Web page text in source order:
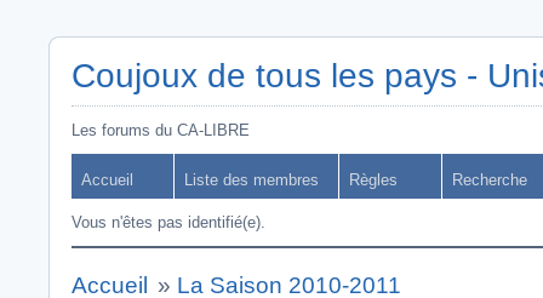
Coujoux de tous les pays -
Les forums du CA-LIBRE
Accueil Liste des membres Règles Recherche
Vous n'êtes pas identifié(e).
Accueil » La Saison 2010-2011